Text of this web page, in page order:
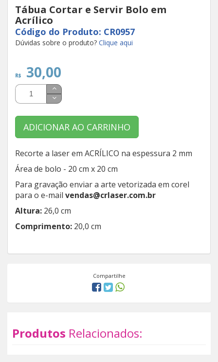
Tábua Cortar e Servir Bolo em
Acrílico
Código do Produto: CR0957
Dúvidas sobre o produto? Clique aqui
R$ 30,00
ADICIONAR AO CARRINHO
Recorte a laser em ACRÍLICO na espessura 2 mm
Área de bolo - 20 cm x 20 cm
Para gravação enviar a arte vetorizada em corel
para o e-mail vendas@crlaser.com.br
Altura: 26,0 cm
Comprimento: 20,0 cm
Compartilhe
Produtos Relacionados: